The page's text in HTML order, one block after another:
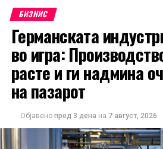
БИЗНИС
Германската
во игра:
расте и ги надмина
на пазарот
Објавено пред 3 дена на 7 август, 2026